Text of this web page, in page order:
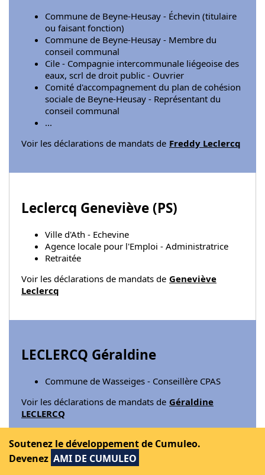
Commune de Beyne-Heusay - Échevin (titulaire
ou faisant fonction)
Commune de Beyne-Heusay - Membre du
conseil communal
Cile - Compagnie intercommunale liégeoise des
eaux, scrl de droit public - Ouvrier
Comité d'accompagnement du plan de cohésion
sociale de Beyne-Heusay - Représentant du
conseil communal
...
Voir les déclarations de mandats de Freddy Leclercq
Leclercq Geneviève (PS)
Ville d'Ath - Echevine
Agence locale pour l'Emploi - Administratrice
Retraitée
Voir les déclarations de mandats de Geneviève
Leclercq
LECLERCQ Géraldine
Commune de Wasseiges - Conseillère CPAS
Voir les déclarations de mandats de Géraldine
LECLERCQ
Soutenez le développement de Cumuleo.
Devenez AMI DE CUMULEO